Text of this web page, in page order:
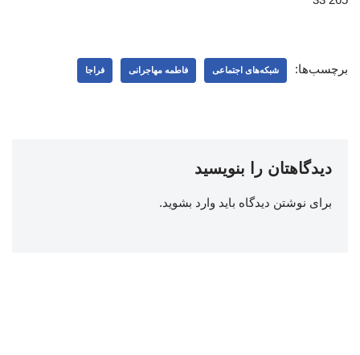
برچسب‌ها: شبکه‌‌های اجتماعی فاطمه مهاجرانی فراجا
دیدگاهتان را بنویسید
برای نوشتن دیدگاه باید وارد بشوید.